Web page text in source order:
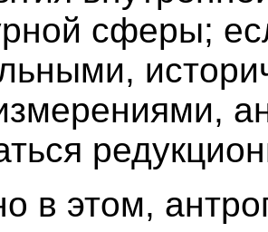
сферы;
в этом,